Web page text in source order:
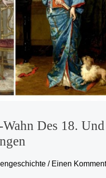
Des 18.
/ Einen